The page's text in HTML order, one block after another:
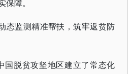
障。
态监测精准帮扶，筑牢返贫防
国脱贫攻坚地区建立了常态化